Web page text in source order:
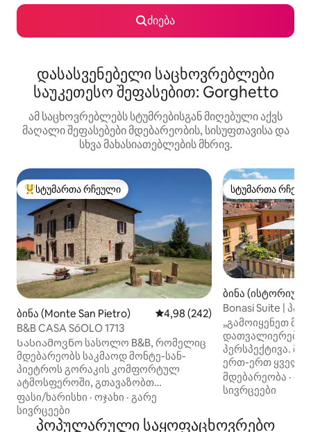
ძიება
დასასვენებელი საცხოვრებლები
საუკეთესო შეფასებით: Gorghetto
ამ საცხოვრებლებს სტუმრებისგან მიღებული აქვს
მაღალი შეფასებები მდებარეობის, სისუფთავისა და
სხვა მახასიათებლების მხრივ.
სტუმართა რჩეული მოწინავე ვარიანტი
სტუმართა რჩეული
ბინა (Monte San Pietro) საშუალო შეფასებაა 5‑დან
4,98 (242)
B&B CASA SőOLO 1713
Სასიამოვნო სასოლო B&B, რომელიც
მდებარეობს საკმაოდ მონტე-სან-
პიეტროს გორაკის კომფორტულ
ატმოსფეროში, გთავაზობთ
დაისვენოთ ქალაქგარეთ, ბოლონიის
ცენტრიდან 20 წუთის სავალზე, სადაც
შეგიძლიათ დაისვენოთ და
ფასი/ხარისხი · ოჯახი · გარე
სივრცეები
სტუმართა
სტუმართა
ბინა
Bonasi Suite |
ისტორიულ
„გამოიყენეთ
პერსპექტივა.
ერთ-ერთ
რეზიდენციაში:
პენტჰაუსში,
მდებარეობაზე,
ფერარის
მდებარეობა ·
სივრცეები
პოპულარული საყოფაცხოვრებო